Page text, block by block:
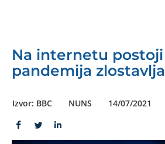
Na internetu postoji
pandemija
Izvor: BBC NUNS 14/07/2021